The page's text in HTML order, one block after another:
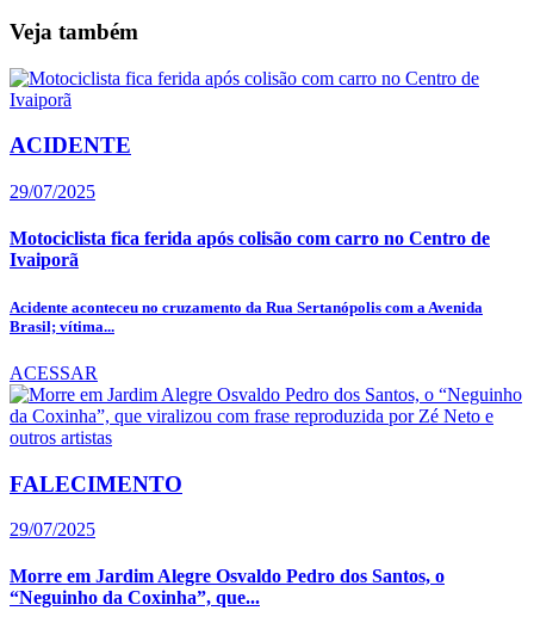
Veja também
ACIDENTE
29/07/2025
Motociclista fica ferida após colisão com carro no Centro de
Ivaiporã
Acidente aconteceu no cruzamento da Rua Sertanópolis com a Avenida
Brasil; vítima...
ACESSAR
FALECIMENTO
29/07/2025
Morre em Jardim Alegre Osvaldo Pedro dos Santos, o
“Neguinho da Coxinha”, que...